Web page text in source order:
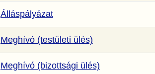
Álláspályázat
Meghívó (testületi ülés)
Meghívó (bizottsági ülés)